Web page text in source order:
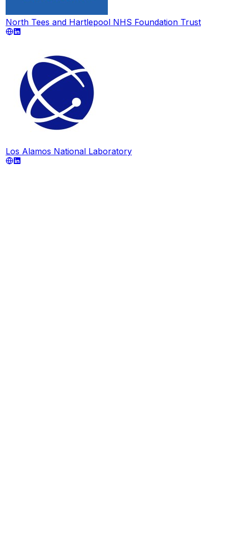
North Tees and Hartlepool NHS Foundation Trust
Los Alamos National Laboratory